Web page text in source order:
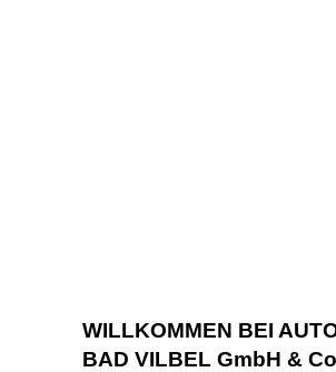
WILLKOMMEN BEI
BAD VILBEL GmbH &